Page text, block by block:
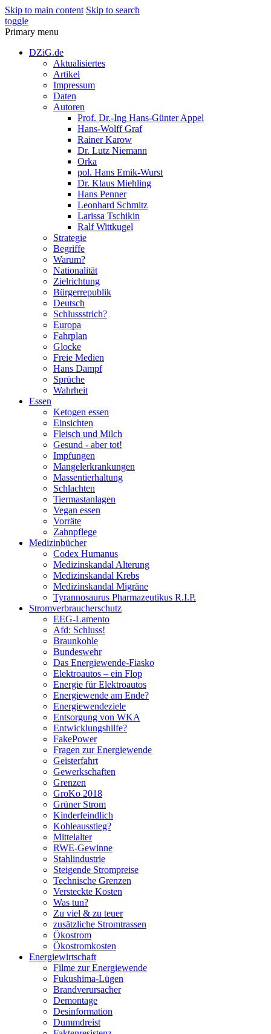
Skip to main content Skip to search
toggle
Primary menu
DZiG.de
Aktualisiertes
Artikel
Impressum
Daten
Autoren
Prof. Dr.-Ing Hans-Günter Appel
Hans-Wolff Graf
Rainer Karow
Dr. Lutz Niemann
Orka
pol. Hans Emik-Wurst
Dr. Klaus Miehling
Hans Penner
Leonhard Schmitz
Larissa Tschikin
Ralf Wittkugel
Strategie
Begriffe
Warum?
Nationalität
Zielrichtung
Bürgerrepublik
Deutsch
Schlussstrich?
Europa
Fahrplan
Glocke
Freie Medien
Hans Dampf
Sprüche
Wahrheit
Essen
Ketogen essen
Einsichten
Fleisch und Milch
Gesund - aber tot!
Impfungen
Mangelerkrankungen
Massentierhaltung
Schlachten
Tiermastanlagen
Vegan essen
Vorräte
Zahnpflege
Medizinbücher
Codex Humanus
Medizinskandal Alterung
Medizinskandal Krebs
Medizinskandal Migräne
Tyrannosaurus Pharmazeutikus R.I.P.
Stromverbraucherschutz
EEG-Lamento
Afd: Schluss!
Braunkohle
Bundeswehr
Das Energiewende-Fiasko
Elektroautos – ein Flop
Energie für Elektroautos
Energiewende am Ende?
Energiewendeziele
Entsorgung von WKA
Entwicklungshilfe?
FakePower
Fragen zur Energiewende
Geisterfahrt
Gewerkschaften
Grenzen
GroKo 2018
Grüner Strom
Kinderfeindlich
Kohleausstieg?
Mittelalter
RWE-Gewinne
Stahlindustrie
Steigende Strompreise
Technische Grenzen
Versteckte Kosten
Was tun?
Zu viel & zu teuer
zusätzliche Stromtrassen
Ökostrom
Ökostromkosten
Energiewirtschaft
Filme zur Energiewende
Fukushima-Lügen
Brandverursacher
Demontage
Desinformation
Dummdreist